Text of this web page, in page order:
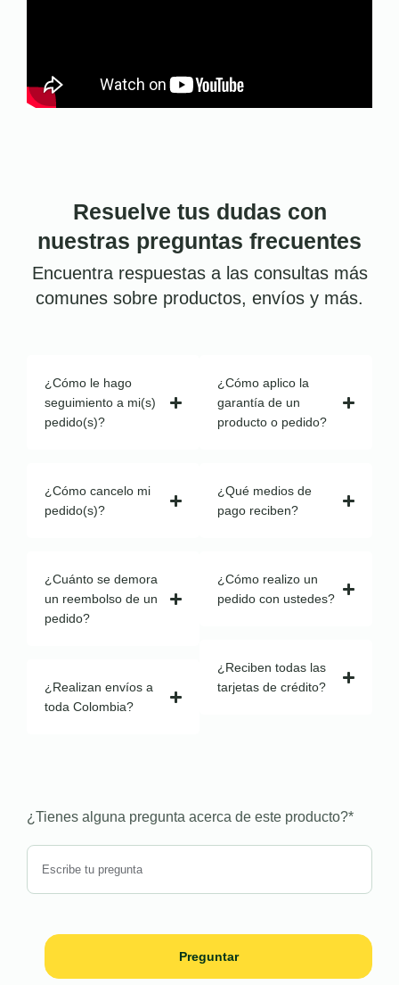
Resuelve tus dudas con
nuestras preguntas frecuentes
Encuentra respuestas a las consultas más
comunes sobre productos, envíos y más.
¿Cómo le hago
seguimiento a mi(s)
pedido(s)?
¿Cómo cancelo mi
pedido(s)?
¿Cuánto se demora
un reembolso de un
pedido?
¿Realizan envíos a
toda Colombia?
¿Cómo aplico la
garantía de un
producto o pedido?
¿Qué medios de
pago reciben?
¿Cómo realizo un
pedido con ustedes?
¿Reciben todas las
tarjetas de crédito?
¿Tienes alguna pregunta acerca de este producto?*
Preguntar